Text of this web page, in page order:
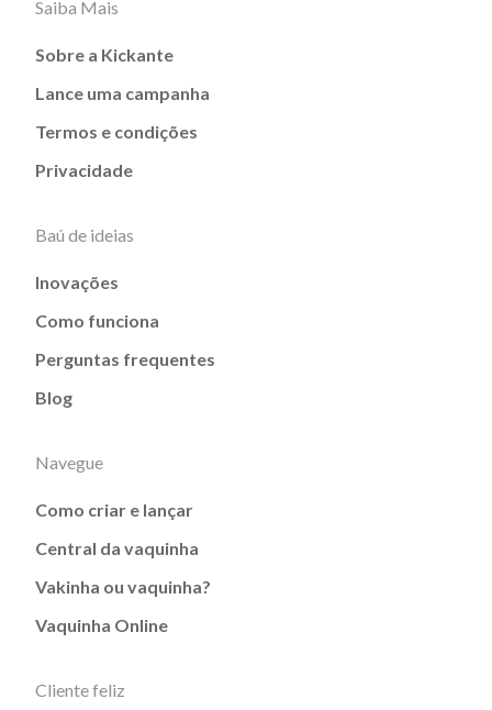
Saiba Mais
Sobre a Kickante
Lance uma campanha
Termos e condições
Privacidade
Baú de ideias
Inovações
Como funciona
Perguntas frequentes
Blog
Navegue
Como criar e lançar
Central da vaquinha
Vakinha ou vaquinha?
Vaquinha Online
Cliente feliz